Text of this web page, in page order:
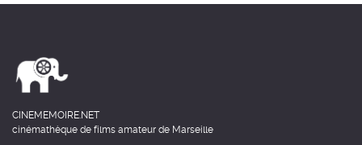
CINEMEMOIRE.NET
cinémathèque de films amateur de Marseille